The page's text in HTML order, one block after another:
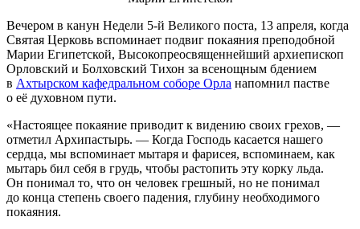
Вечером в канун Недели 5-й Великого поста, 13 апреля, когда
Святая Церковь вспоминает подвиг покаяния преподобной
Марии Египетской, Высокопреосвященнейший архиепископ
Орловский и Болховский Тихон за всенощным бдением
в Ахтырском кафедральном соборе Орла напомнил пастве
о её духовном пути.
«Настоящее покаяние приводит к видению своих грехов, —
отметил Архипастырь. — Когда Господь касается нашего
сердца, мы вспоминает мытаря и фарисея, вспоминаем, как
мытарь бил себя в грудь, чтобы растопить эту корку льда.
Он понимал то, что он человек грешный, но не понимал
до конца степень своего падения, глубину необходимого
покаяния.